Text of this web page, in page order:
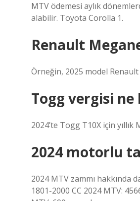
MTV ödemesi aylık
alabilir. Toyota Corolla 1.
Renault
Örneğin, 2025 model
Togg vergisi ne
2024’te Togg T10X için yıllık
2024 motorlu
2024 MTV zammı hakkında
1801-2000 CC 2024 MTV: